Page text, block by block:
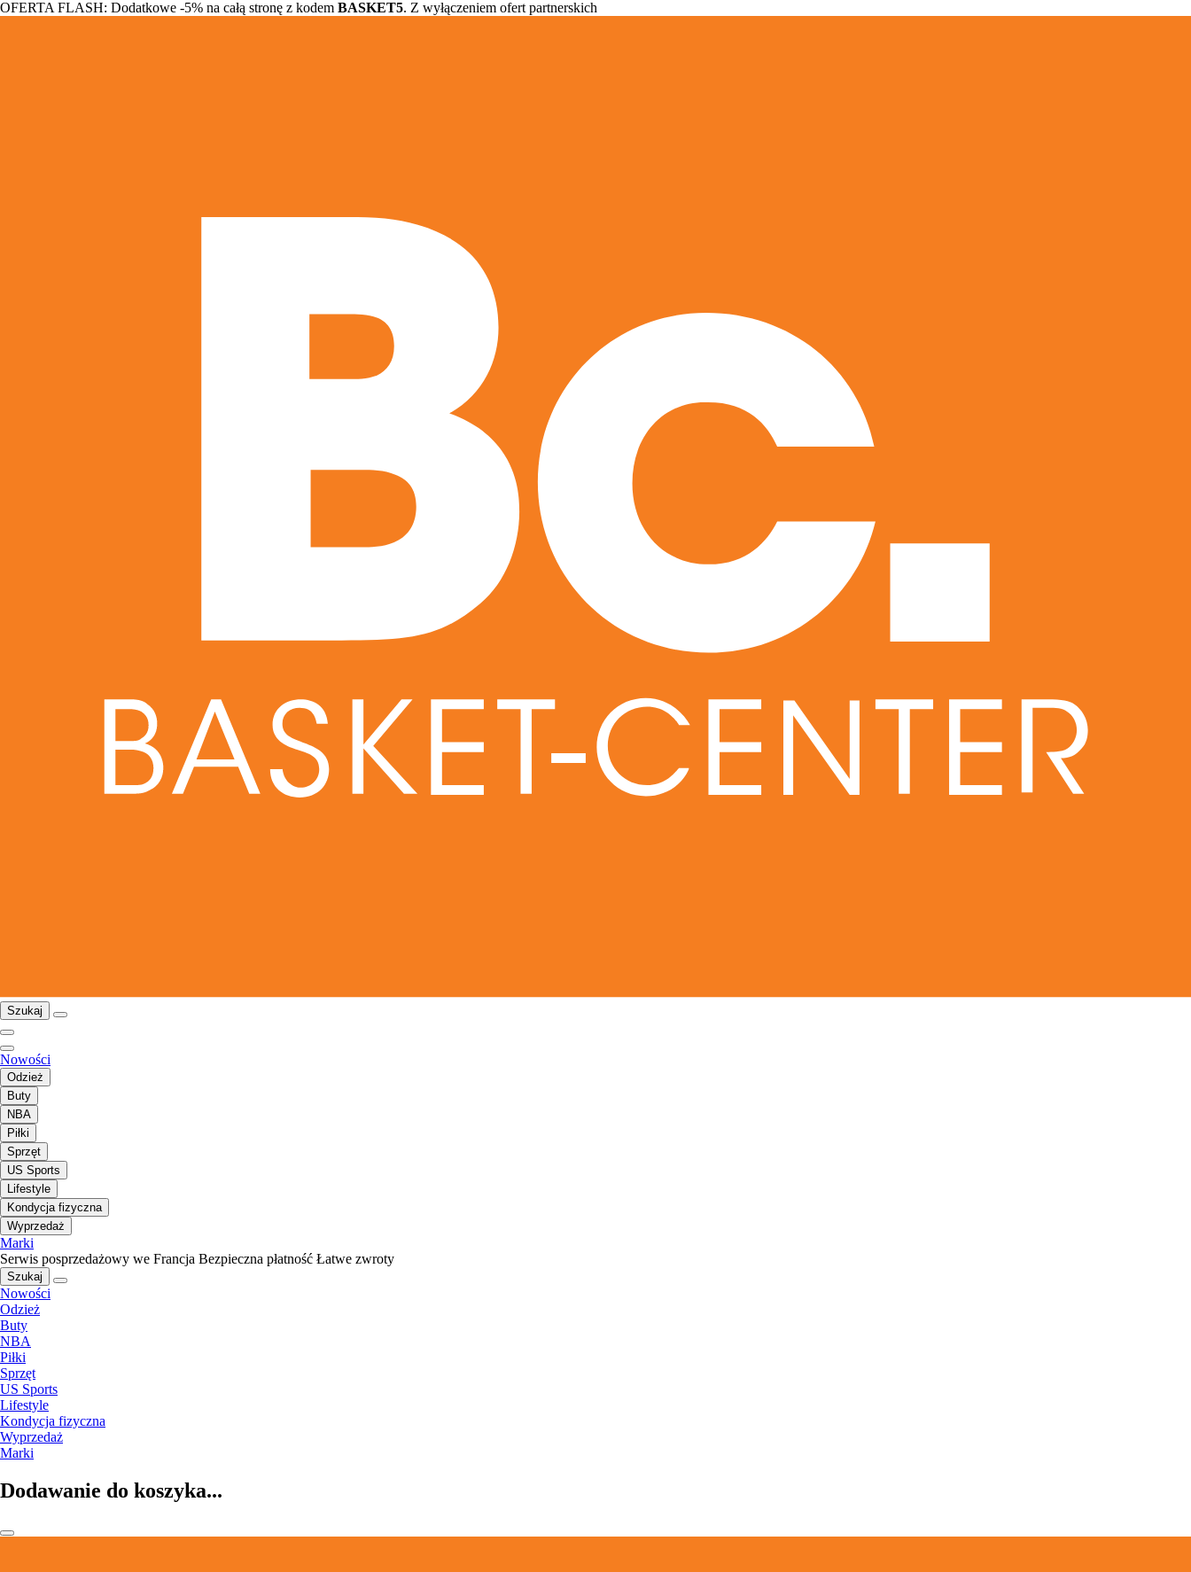
OFERTA FLASH: Dodatkowe -5% na całą stronę z kodem BASKET5. Z wyłączeniem ofert partnerskich
Szukaj
Nowości
Odzież
Buty
NBA
Piłki
Sprzęt
US Sports
Lifestyle
Kondycja fizyczna
Wyprzedaż
Marki
Serwis posprzedażowy we Francja Bezpieczna płatność Łatwe zwroty
Szukaj
Nowości
Odzież
Buty
NBA
Piłki
Sprzęt
US Sports
Lifestyle
Kondycja fizyczna
Wyprzedaż
Marki
Dodawanie do koszyka...